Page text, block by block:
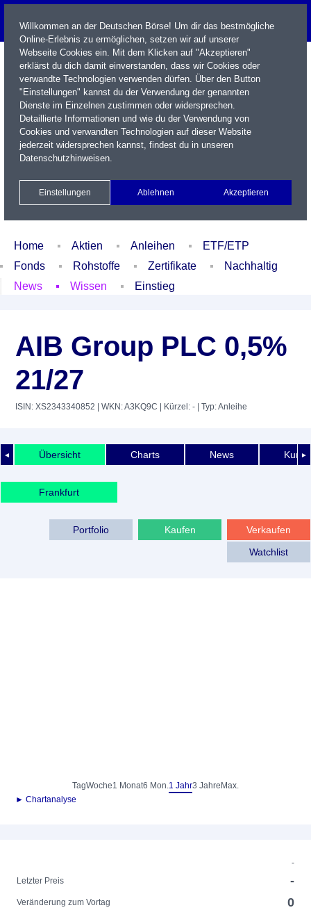
Name / WKN / ISIN / Kürzel
Xetra Realtime
Watchlist Portfolio Login
Home Aktien Anleihen
ETF/ETP
Fonds
Rohstoffe Zertifikate
Nachhaltig
News
Wissen Einstieg
AIB Group PLC 0,5%
21/27
ISIN: XS2343340852 | WKN: A3KQ9C | Kürzel: - | Typ: Anleihe
◄ ►
Übersicht Charts News
Frankfurt
Verkaufen
Kaufen
Portfolio
Watchlist
TagWoche1 Monat6 Mon.1 Jahr3 Jahre Max.
► Chartanalyse
-
Letzter Preis
-
Veränderung zum Vortag 0
Willkommen an der Deutschen Börse! Um dir das bestmögliche
Online-Erlebnis zu ermöglichen, setzen wir auf unserer
Webseite Cookies ein. Mit dem Klicken auf "Akzeptieren"
erklärst du dich damit einverstanden, dass wir Cookies oder
verwandte Technologien verwenden dürfen. Über den Button
"Einstellungen" kannst du der Verwendung der genannten
Dienste im Einzelnen zustimmen oder widersprechen.
Detaillierte Informationen und wie du der Verwendung von
Cookies und verwandten Technologien auf dieser Website
jederzeit widersprechen kannst, findest du in unseren
Datenschutzhinweisen.
Einstellungen Ablehnen Akzeptieren